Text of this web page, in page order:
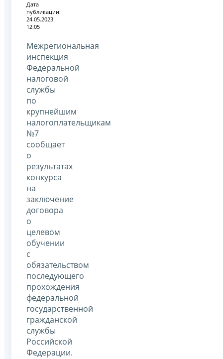
Дата
публикации:
24.05.2023
12:05
Межрегиональная
инспекция
Федеральной
налоговой
службы
по
крупнейшим
налогоплательщикам
№7
сообщает
о
результатах
конкурса
на
заключение
договора
о
целевом
обучении
с
обязательством
последующего
прохождения
федеральной
государственной
гражданской
службы
Российской
Федерации.